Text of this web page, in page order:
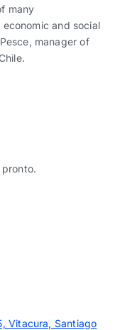
many
and social
manager of
Vitacura, Santiago